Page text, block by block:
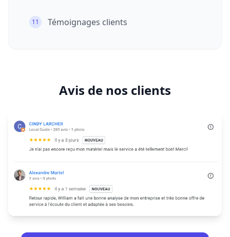
11 Témoignages clients
Avis de nos clients